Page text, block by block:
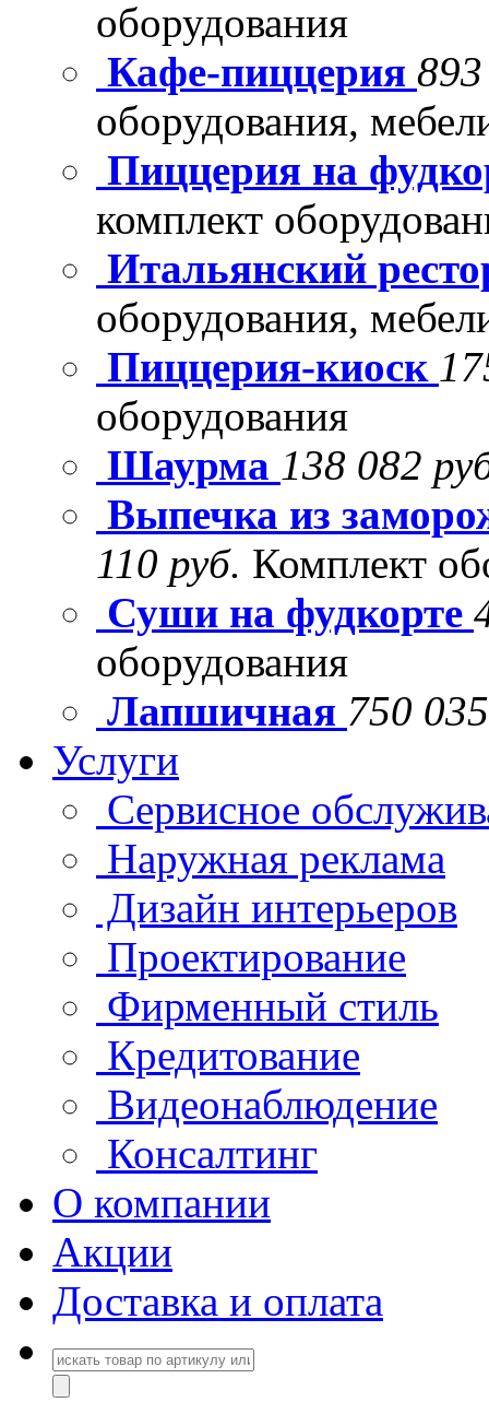
оборудования
Кафе-пиццерия
оборудования,
Пиццерия на
комплект
Итальянский
оборудования,
Пиццерия-киоск
оборудования
Шаурма 138 082
Выпечка из
110 руб. Комплект
Суши на фудкорте
оборудования
Лапшичная 750
Услуги
Сервисное
Наружная реклама
Дизайн интерьеров
Проектирование
Фирменный стиль
Кредитование
Видеонаблюдение
Консалтинг
О компании
Акции
Доставка и оплата